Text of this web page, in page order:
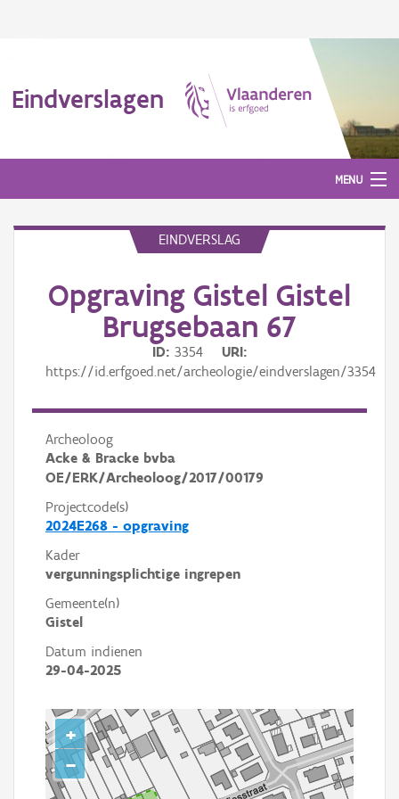
Eindverslagen
MENU
Gepubliceerde eindverslagen
Aanmelden
EINDVERSLAG
Opgraving Gistel Gistel
Brugsebaan 67
ID 3354
URI
https://id.erfgoed.net/archeologie/eindverslagen/3354
Archeoloog
Acke & Bracke bvba
OE/ERK/Archeoloog/2017/00179
Projectcode(s)
2024E268 - opgraving
Kader
vergunningsplichtige ingrepen
Gemeente(n)
Gistel
Datum indienen
29-04-2025
+
−